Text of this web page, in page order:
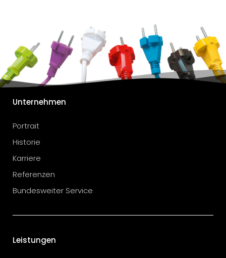
Unternehmen
Portrait
Historie
Karriere
Referenzen
Bundesweiter Service
Leistungen